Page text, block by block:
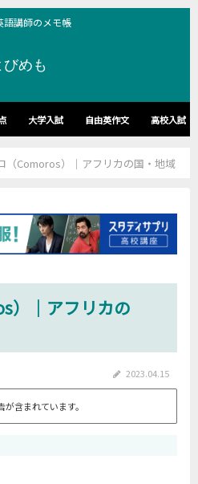
語講師のメモ帳
びめも
大学入試 自由英作文 高校入試
（Comoros）｜アフリカの国・地域
）｜アフリカの
2023.04.15
が含まれています。